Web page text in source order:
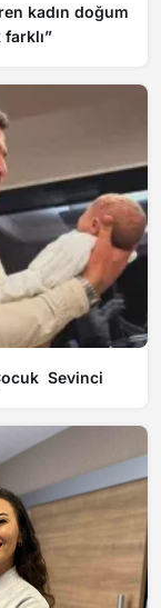
kadın doğum
Sevinci